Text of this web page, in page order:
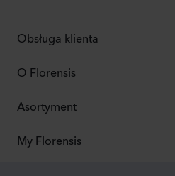
Obsługa klienta
O Florensis
Asortyment
My Florensis